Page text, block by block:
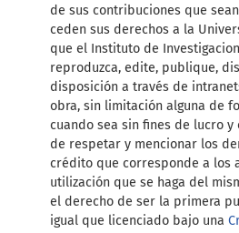
de sus contribuciones que
ceden sus derechos a la
que el Instituto de
reproduzca, edite, publique,
disposición a través de
obra, sin limitación alguna de
cuando sea sin fines de lucro
de respetar y mencionar los
crédito que corresponde a los
utilización que se haga del
el derecho de ser la primera
igual que licenciado bajo una